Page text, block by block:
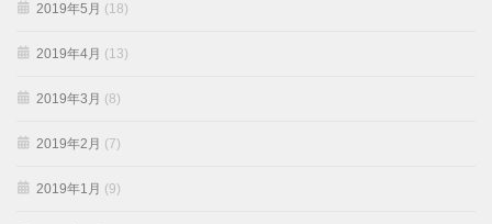
2019年5月 (18)
2019年4月 (13)
2019年3月 (8)
2019年2月 (7)
2019年1月 (9)